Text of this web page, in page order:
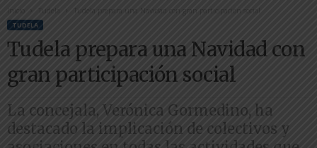
Inicio Tudela Tudela prepara una Navidad con gran participación social
TUDELA
Tudela prepara una Navidad con
gran participación social
La concejala, Verónica Gormedino, ha
destacado la implicación de colectivos y